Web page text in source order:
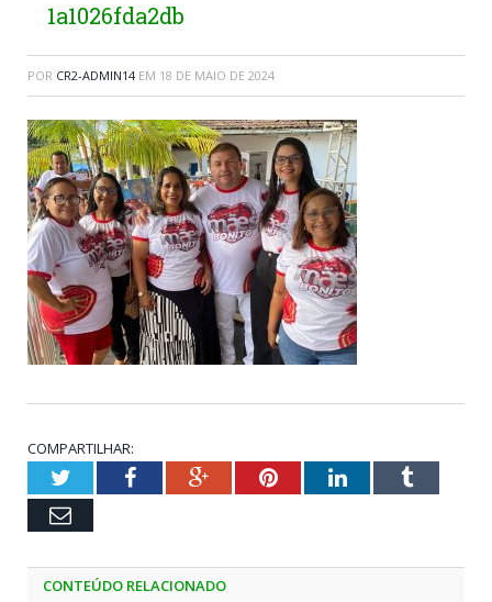
1a1026fda2db
POR CR2-ADMIN14 EM 18 DE MAIO DE 2024
COMPARTILHAR:
TwitterFacebookGoogle+PinterestLinkedInTumblr
Email
CONTEÚDO RELACIONADO